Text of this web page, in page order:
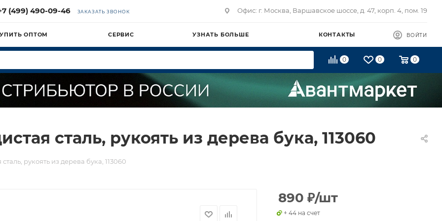
(499) 490-09-46 ЗАКАЗАТЬ ЗВОНОК Офис: г. Москва, Варшавское шоссе, д. 47, корп. 4, пом. 19
ОПТОМ СЕРВИС УЗНАТЬ БОЛЬШЕ КОНТАКТЫ ВОЙТИ
0 0 0
сталь, рукоять из дерева бука, 113060
рукоять из дерева бука, 113060
890 ₽/шт
+ 44 на счет